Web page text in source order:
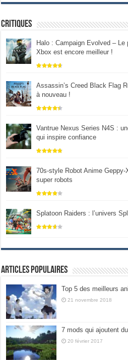
Critiques
Halo : Campaign Evolved –
Xbox est encore meilleur !
Assassin’s Creed Black Flag
à nouveau !
Vantrue Nexus Series N4S :
qui inspire confiance
70s-style Robot Anime
super robots
Splatoon Raiders : l’univers
Articles populaires
Top 5 des meilleurs
21 novembre 2018
7 mods qui ajoutent
20 février 2017